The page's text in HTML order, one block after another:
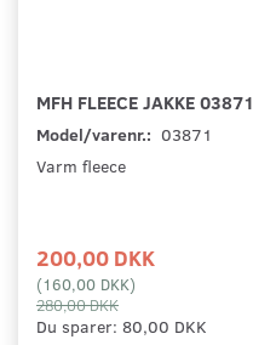
MFH FLEECE JAKKE 03871
Model/varenr.: 03871
Varm fleece
200,00 DKK
(160,00 DKK)
280,00 DKK
Du sparer: 80,00 DKK